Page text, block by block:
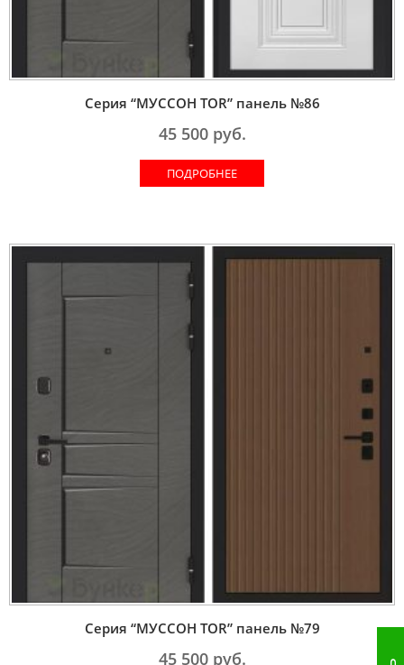
Серия “МУССОН TOR” панель №86
45 500руб.
ПОДРОБНЕЕ
Серия “МУССОН TOR” панель №79
45 500руб.